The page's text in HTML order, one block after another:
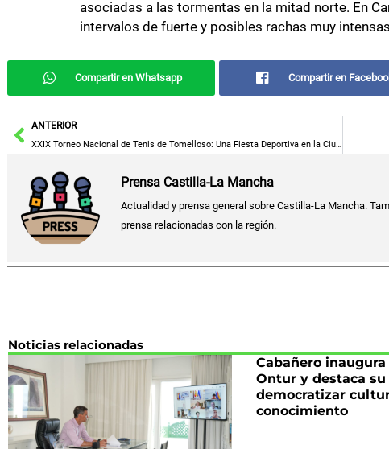
asociadas a las tormentas en la mitad norte. En
intervalos de fuerte y posibles rachas muy
Compartir en Whatsapp Compartir en
AntANTERIOR
XXIX Torneo Nacional de Tenis de Tomelloso: Una Fiesta Deportiva en la Ciudad
Prensa Castilla-La Mancha
Actualidad y prensa general sobre Castilla-La Mancha.
prensa relacionadas con la región.
Noticias relacionadas
Cabañero
Ontur y destaca su
democratizar
conocimiento